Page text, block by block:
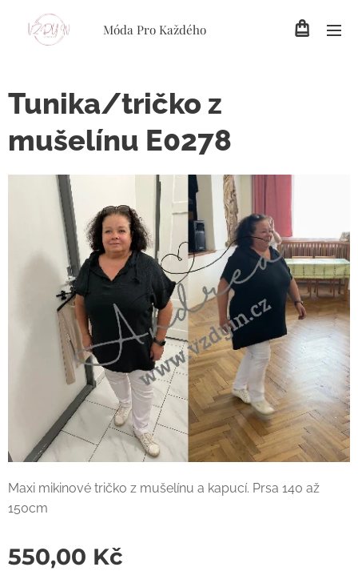
Móda Pro Každého
Tunika/tričko z
mušelínu E0278
Maxi mikinové tričko z mušelínu a kapucí. Prsa 140 až
150cm
550,00 Kč